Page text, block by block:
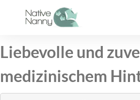
Liebevolle und
medizinischem